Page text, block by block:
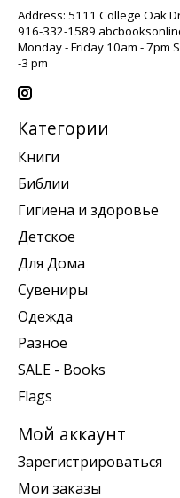
Address: 5111 College Oak
916-332-1589
Monday - Friday 10am - 7pm
-3 pm
Категории
Книги
Библии
Гигиена и здоровье
Детское
Для Дома
Сувениры
Одежда
Разное
SALE - Books
Flags
Мой аккаунт
Зарегистрироваться
Мои заказы